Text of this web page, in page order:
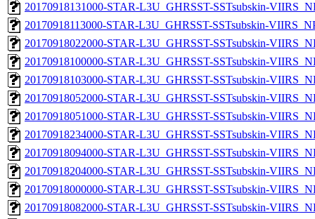
20170918131000-STAR-L3U_GHRSST-SSTsubskin-
20170918113000-STAR-L3U_GHRSST-SSTsubskin-
20170918022000-STAR-L3U_GHRSST-SSTsubskin-
20170918100000-STAR-L3U_GHRSST-SSTsubskin-
20170918103000-STAR-L3U_GHRSST-SSTsubskin-
20170918052000-STAR-L3U_GHRSST-SSTsubskin-
20170918051000-STAR-L3U_GHRSST-SSTsubskin-
20170918234000-STAR-L3U_GHRSST-SSTsubskin-
20170918094000-STAR-L3U_GHRSST-SSTsubskin-
20170918204000-STAR-L3U_GHRSST-SSTsubskin-
20170918000000-STAR-L3U_GHRSST-SSTsubskin-
20170918082000-STAR-L3U_GHRSST-SSTsubskin-